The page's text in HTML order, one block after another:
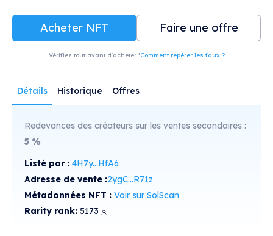
Acheter NFT Faire une offre
Vérifiez tout avant d'acheter !Comment repérer les faux ?
Détails Historique Offres
Redevances des créateurs sur les ventes secondaires :
5 %
Listé par : 4H7y...HfA6
Adresse de vente :2ygC...R71z
Métadonnées NFT : Voir sur SolScan
Rarity rank: 5173